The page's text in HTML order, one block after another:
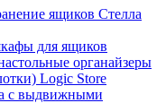
ящиков Стелла
для ящиков
органайзеры
Logiс Store
с выдвижными